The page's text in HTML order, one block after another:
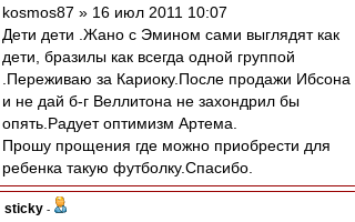
kosmos87 » 16 июл 2011 10:07
Дети дети .Жано с Эмином сами выглядят как
дети, бразилы как всегда одной группой
.Переживаю за Кариоку.После продажи Ибсона
и не дай б-г Веллитона не захондрил бы
опять.Радует оптимизм Артема.
Прошу прощения где можно приобрести для
ребенка такую футболку.Cпасибо.
sticky -